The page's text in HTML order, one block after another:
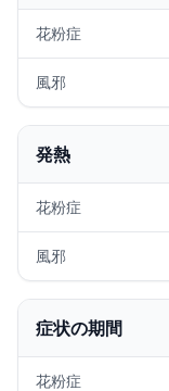
花粉症
風邪
発熱
花粉症
風邪
症状の期間
花粉症